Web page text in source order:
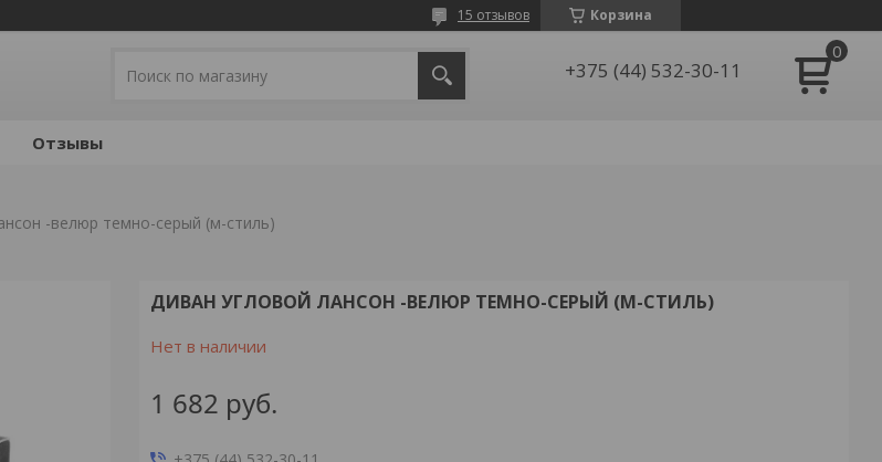
Корзина
15 отзывов
+375 (44) 532-30-11
Отзывы
-велюр темно-серый (м-стиль)
ДИВАН УГЛОВОЙ ЛАНСОН -ВЕЛЮР ТЕМНО-СЕРЫЙ (М-СТИЛЬ)
Нет в наличии
1 682 руб.